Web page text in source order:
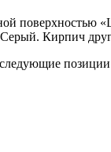
поверхностью
Кирпич